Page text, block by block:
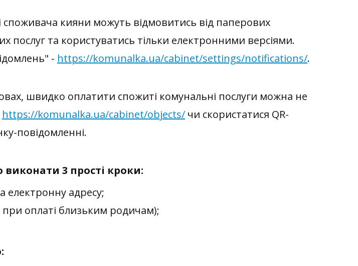
кияни можуть відмовитись від паперових
послуг та користуватись тільки електронними версіями.
- https://komunalka.ua/cabinet/settings/notifications/.
швидко оплатити спожиті комунальні послуги можна не
https://komunalka.ua/cabinet/objects/ чи скористатися QR-
повідомленні.
3 прості кроки:
електронну адресу;
при оплаті близьким родичам);